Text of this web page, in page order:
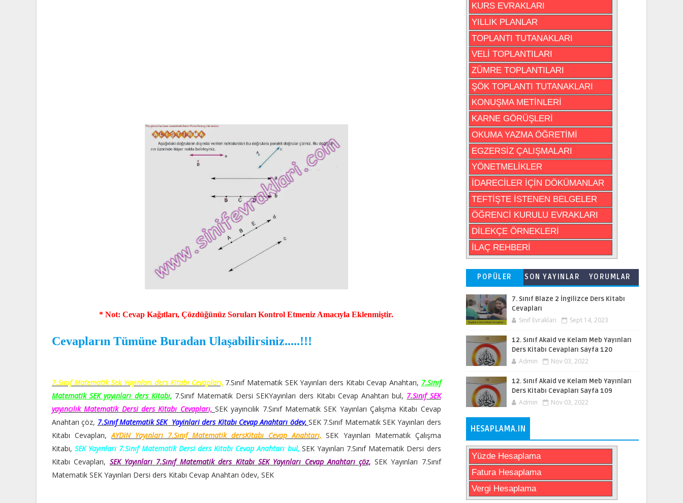
* Not: Cevap Kağıtları, Çözdüğünüz Soruları Kontrol Etmeniz Amacıyla Eklenmiştir.
Cevapların Tümüne Buradan Ulaşabilirsiniz.....!!!
7.Sınıf Matematik Sek Yayınları ders Kitabı Cevapları,7.Sınıf Matematik SEK Yayınları ders Kitabı Cevap Anahtarı, 7.Sınıf
Matematik SEK yayınları ders Kitabı,7.Sınıf Matematik Dersi SEKYayınları ders Kitabı Cevap Anahtarı bul, 7.Sınıf SEK
yayıncılık Matematik Dersi ders Kitabı Cevapları, SEK yayıncılık 7.Sınıf Matematik SEK Yayınları Çalışma Kitabı Cevap
Anahtarı çöz, 7.Sınıf Matematik SEK Yayinlari ders Kitabı Cevap Anahtarı ödev, SEK 7.Sınıf Matematik SEK Yayınları ders
Kitabı Cevapları,AYDIN Yayınları 7.Sınıf Matematik dersKitabı Cevap Anahtarı, SEK Yayınları Matematik Çalışma
Kitabı,SEK Yayınları 7.Sınıf Matematik Dersi ders Kitabı Cevap Anahtarı bul,SEK Yayınları 7.Sınıf Matematik Dersi ders
Kitabı Cevapları, SEK Yayınları 7.Sınıf Matematik ders Kitabı SEK Yayınları Cevap Anahtarı çöz, SEK Yayınları 7.Sınıf
Matematik SEK Yayınları Dersi ders Kitabı Cevap Anahtarı ödev, SEK
KURS EVRAKLARI
YILLIK PLANLAR
TOPLANTI TUTANAKLARI
VELİ TOPLANTILARI
ZÜMRE TOPLANTILARI
ŞÖK TOPLANTI TUTANAKLARI
KONUŞMA METİNLERİ
KARNE GÖRÜŞLERİ
OKUMA YAZMA ÖĞRETİMİ
EGZERSİZ ÇALIŞMALARI
YÖNETMELİKLER
İDARECİLER İÇİN DÖKÜMANLAR
TEFTİŞTE İSTENEN BELGELER
ÖĞRENCİ KURULU EVRAKLARI
DİLEKÇE ÖRNEKLERİ
İLAÇ REHBERİ
POPÜLER SON YAYINLAR YORUMLAR
7. Sınıf Blaze 2 İngilizce Ders Kitabı
Cevapları
Sınıf Evrakları Sept 14, 2023
12. Sınıf Akaid ve Kelam Meb Yayınları
Ders Kitabı Cevapları Sayfa 120
Admin Nov 03, 2022
12. Sınıf Akaid ve Kelam Meb Yayınları
Ders Kitabı Cevapları Sayfa 109
Admin Nov 03, 2022
HESAPLAMA.IN
Yüzde Hesaplama
Fatura Hesaplama
Vergi Hesaplama